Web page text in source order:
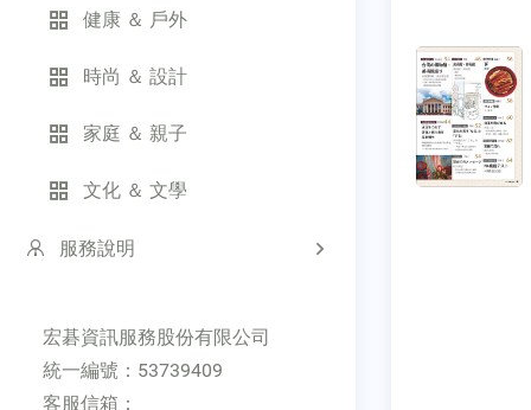
健康 ＆ 戶外
時尚 ＆ 設計
家庭 ＆ 親子
文化 ＆ 文學
服務說明
宏碁資訊服務股份有限公司
統一編號：53739409
客服信箱：